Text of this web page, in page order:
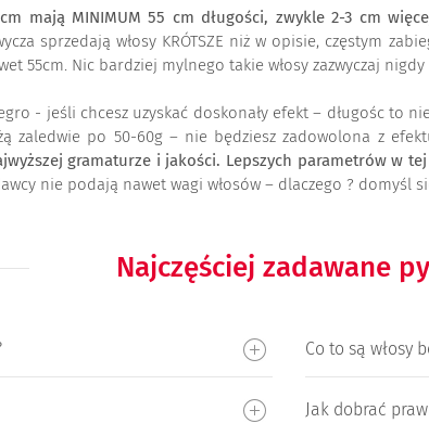
mają MINIMUM 55 cm długości, zwykle 2-3 cm
sprzedają włosy KRÓTSZE niż w opisie, częstym
55cm. Nic bardziej mylnego takie włosy zazwyczaj
- jeśli chcesz uzyskać doskonały efekt – długośc to nie
zaledwie po 50-60g – nie będziesz zadowolona z
gramaturze i jakości. Lepszych parametrów w
nie podają nawet wagi włosów – dlaczego ? domyśl
Najczęściej zadawane
Co to są włosy
Jak dobrać